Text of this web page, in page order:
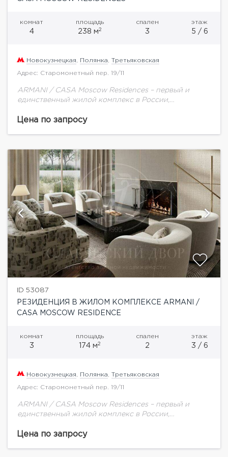
комнат
4
площадь
238 м2
спален
3
этаж
5 / 6
Новокузнецкая Полянка Третьяковская
Адрес: Старомонетный пер. 19/11
ARMANI / CASA Moscow Residences – первый и
единственный жилой комплекс в России,
Стиль и эстетика легендарного итальянского
Цена по запросу
ID 53087
РЕЗИДЕНЦИЯ В ЖИЛОМ КОМПЛЕКСЕ ARMANI /
CASA MOSCOW RESIDENCE
комнат
3
площадь
174 м2
спален
2
этаж
3 / 6
Новокузнецкая Полянка Третьяковская
Адрес: Старомонетный пер. 19/11
ARMANI / CASA Moscow Residences – первый и
единственный жилой комплекс в России,
Стиль и эстетика легендарного итальянского
Цена по запросу